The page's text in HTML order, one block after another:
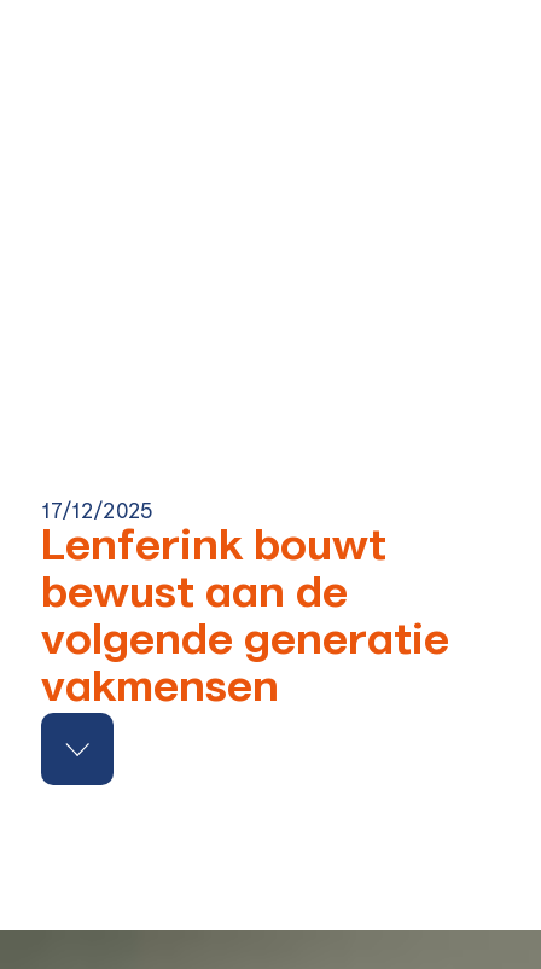
17/12/2025
Lenferink bouwt
bewust aan de
volgende generatie
vakmensen